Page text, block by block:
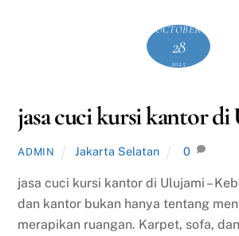
OCTOBER
28
2025
jasa cuci kursi kantor
ADMIN Jakarta Selatan 0
jasa cuci kursi kantor di Ulujami –
dan kantor bukan hanya tentang
merapikan ruangan. Karpet, sofa,